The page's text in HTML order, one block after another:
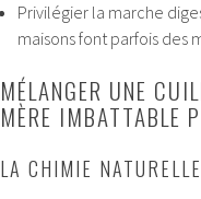
Privilégier la marche
maisons font parfois des
MÉLANGER UNE
MÈRE IMBATTABLE
LA CHIMIE